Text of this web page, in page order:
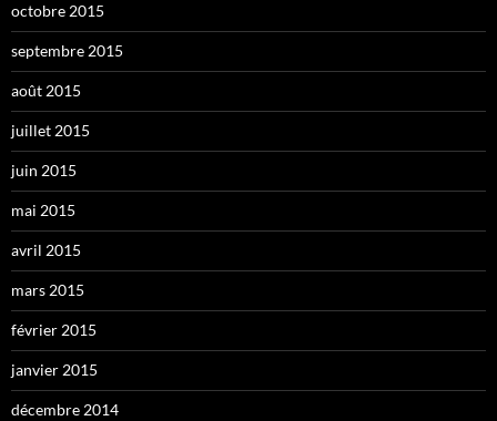
octobre 2015
septembre 2015
août 2015
juillet 2015
juin 2015
mai 2015
avril 2015
mars 2015
février 2015
janvier 2015
décembre 2014